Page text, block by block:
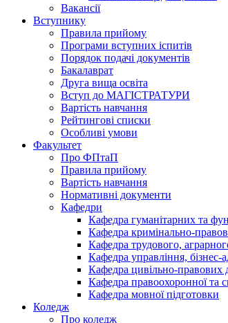
Вакансії
Вступнику
Правила прийому
Програми вступних іспитів
Порядок подачі документів
Бакалаврат
Друга вища освіта
Вступ до МАГІСТРАТУРИ
Вартість навчання
Рейтингові списки
Особливі умови
Факультет
Про ФПтаП
Правила прийому
Вартість навчання
Нормативні документи
Кафедри
Кафедра гуманітарних та
Кафедра кримінально-
Кафедра трудового,
Кафедра управління, бізнес-
Кафедра цивільно-правових
Кафедра правоохоронної та
Кафедра мовної підготовки
Коледж
Про коледж